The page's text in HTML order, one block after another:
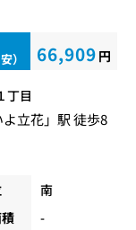
）
66,909 円
丁目
よ立花」駅 徒歩8
南
-